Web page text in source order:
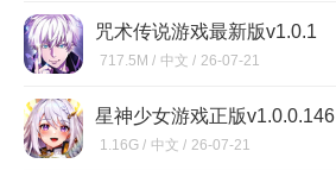
咒术传说游戏最新版v1.0.1
717.5M / 中文 / 26-07-21
星神少女游戏正版v1.0.0.146
1.16G / 中文 / 26-07-21